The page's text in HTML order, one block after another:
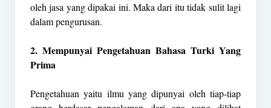
oleh jasa yang dipakai ini. Maka dari itu tidak sulit lagi
dalam pengurusan.
2. Mempunyai Pengetahuan Bahasa Turki Yang
Prima
Pengetahuan yaitu ilmu yang dipunyai oleh tiap-tiap